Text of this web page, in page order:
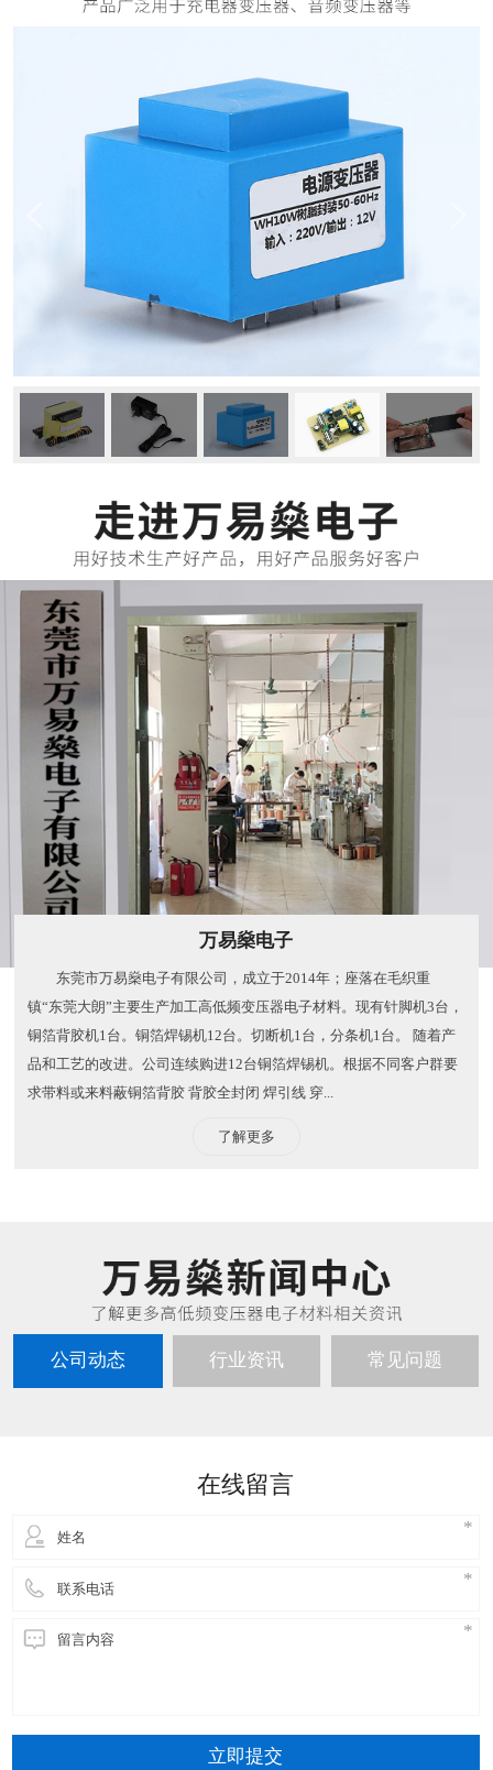
万易燊电子
东莞市万易燊电子有限公司，成立于2014年；座落在毛织重
镇“东莞大朗”主要生产加工高低频变压器电子材料。现有针脚机3台，
铜箔背胶机1台。铜箔焊锡机12台。切断机1台，分条机1台。 随着产
品和工艺的改进。公司连续购进12台铜箔焊锡机。根据不同客户群要
求带料或来料蔽铜箔背胶 背胶全封闭 焊引线 穿...
了解更多
公司动态 行业资讯 常见问题
在线留言
立即提交